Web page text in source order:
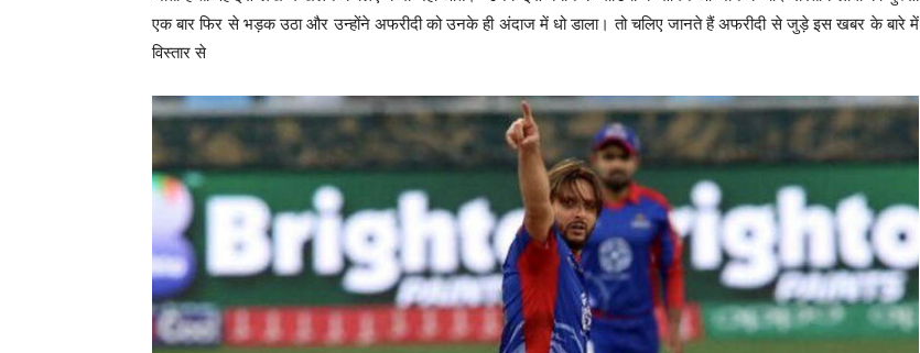
एक बार फिर से भड़क उठा और उन्होंने अफरीदी को उनके ही अंदाज में धो डाला। तो चलिए जानते हैं अफरीदी से जुड़े इस खबर के बारे में
विस्तार से